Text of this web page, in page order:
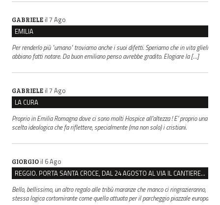
GABRIELE il 7 Ago
EMILIA
Per renderlo più "umano" troviamo anche i suoi difetti. Speriamo che in vita glieli
abbiano fatti notare. Da buon emiliano penso avrebbe gradito. Elogiare la […]
GABRIELE il 7 Ago
LA CURA
Proprio in Emilia Romagna dove ci sono molti Hospice all’altezza ! E’ proprio una
scelta ideologica che fa riflettere, specialmente (ma non solo) i cristiani.
GIORGIO il 6 Ago
REGGIO. PORTA SANTA CROCE, DAL 24 AGOSTO AL VIA IL CANTIERE PER IL NUOVO COLLETTORE FOGNARIO
Bello, bellissimo, un altro regalo alle tribù maranze che manco ci ringrazieranno,
stessa logica cortomirante come quella attuata per il parcheggio piazzale europa